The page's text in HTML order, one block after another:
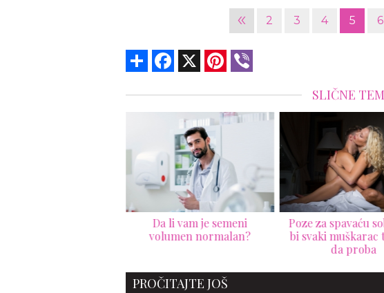
« 2 3 4 5 6
Share Facebook Pinterest
SLIČNE
Da li vam je semeni
volumen normalan?
Poze za spavaću
bi svaki muškarac
da proba
PROČITAJTE JOŠ